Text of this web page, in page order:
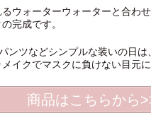
ウォーターウォーターと合わ
完成です。
ンツなどシンプルな装いの日は
イクでマスクに負けない目元に
商品はこちらから